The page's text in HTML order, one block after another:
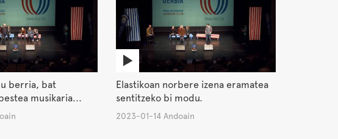
berria, bat
musikaria...
Elastikoan norbere izena eramatea
sentitzeko bi modu.
2023-01-14 Andoain